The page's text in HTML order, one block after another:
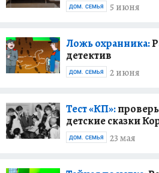
5 июня
ДОМ. СЕМЬЯ
Ложь охранника:
детектив
2 июня
ДОМ. СЕМЬЯ
Тест «КП»:
детские сказки
23 мая
ДОМ. СЕМЬЯ